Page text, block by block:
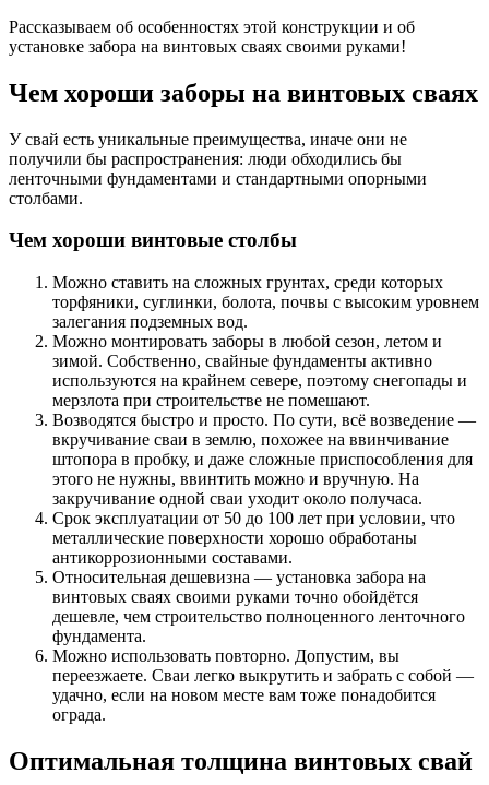
Рассказываем об особенностях этой конструкции и об
установке забора на винтовых сваях своими руками!
Чем хороши заборы на винтовых сваях
У свай есть уникальные преимущества, иначе они не
получили бы распространения: люди обходились бы
ленточными фундаментами и стандартными опорными
столбами.
Чем хороши винтовые столбы
Можно ставить на сложных грунтах, среди которых
торфяники, суглинки, болота, почвы с высоким уровнем
залегания подземных вод.
Можно монтировать заборы в любой сезон, летом и
зимой. Собственно, свайные фундаменты активно
используются на крайнем севере, поэтому снегопады и
мерзлота при строительстве не помешают.
Возводятся быстро и просто. По сути, всё возведение —
вкручивание сваи в землю, похожее на ввинчивание
штопора в пробку, и даже сложные приспособления для
этого не нужны, ввинтить можно и вручную. На
закручивание одной сваи уходит около получаса.
Срок эксплуатации от 50 до 100 лет при условии, что
металлические поверхности хорошо обработаны
антикоррозионными составами.
Относительная дешевизна — установка забора на
винтовых сваях своими руками точно обойдётся
дешевле, чем строительство полноценного ленточного
фундамента.
Можно использовать повторно. Допустим, вы
переезжаете. Сваи легко выкрутить и забрать с собой —
удачно, если на новом месте вам тоже понадобится
ограда.
Оптимальная толщина винтовых свай